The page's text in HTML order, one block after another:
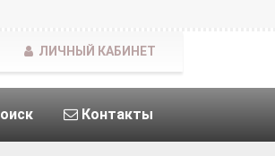
Контакты
ЛИЧНЫЙ КАБИНЕТ